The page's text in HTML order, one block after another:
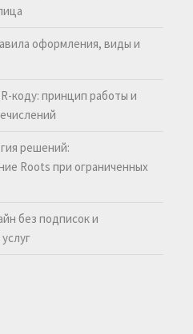
оформления, виды и
коду: принцип работы и
решений:
Roots при ограниченных
без подписок и